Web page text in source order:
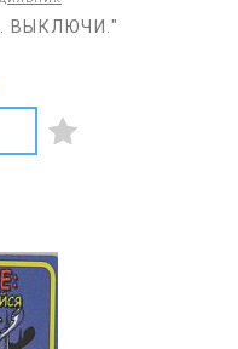
ВЫКЛЮЧИ."